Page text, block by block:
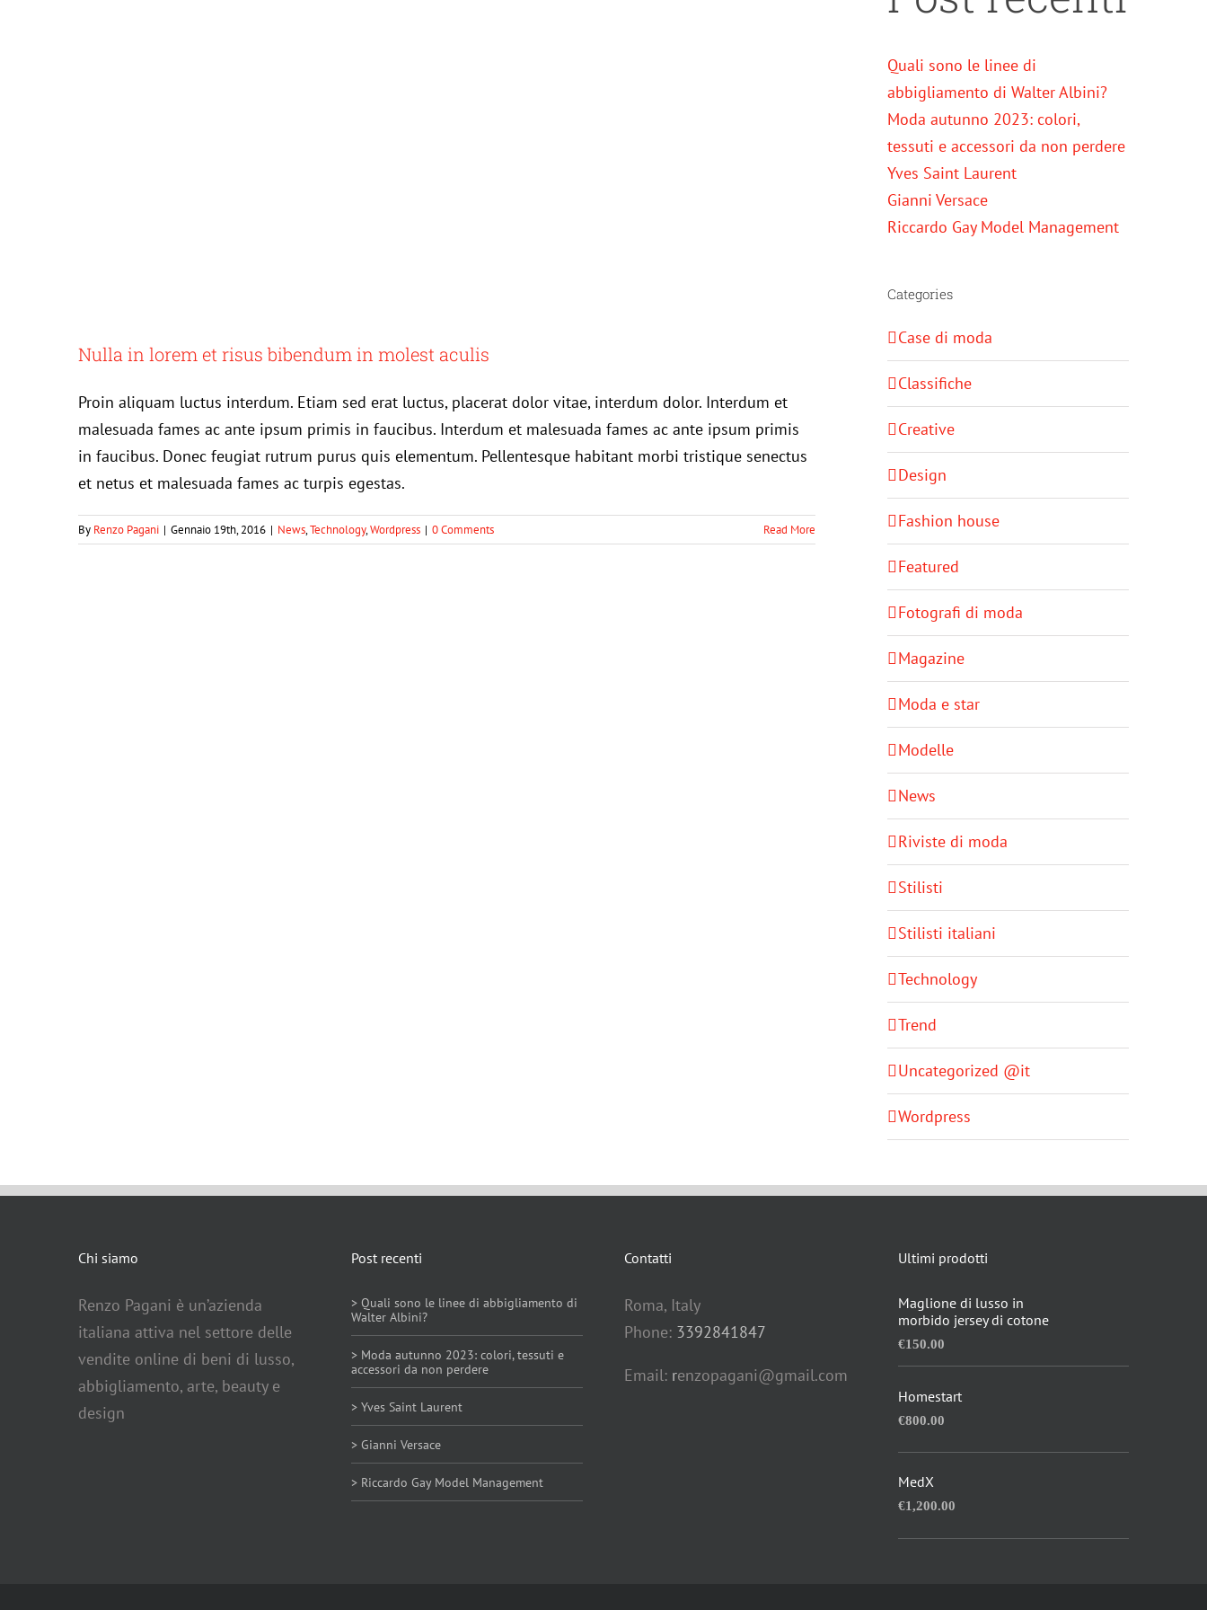
Nulla in lorem et risus bibendum in molest aculis
Proin aliquam luctus interdum. Etiam sed erat luctus, placerat dolor vitae, interdum dolor. Interdum et
malesuada fames ac ante ipsum primis in faucibus. Interdum et malesuada fames ac ante ipsum primis
in faucibus. Donec feugiat rutrum purus quis elementum. Pellentesque habitant morbi tristique senectus
et netus et malesuada fames ac turpis egestas.
By Renzo Pagani | Gennaio 19th, 2016 | News,Technology,Wordpress | 0 Comments Read More
Quali sono le linee di
abbigliamento di Walter Albini?
Moda autunno 2023: colori,
tessuti e accessori da non perdere
Yves Saint Laurent
Gianni Versace
Riccardo Gay Model Management
Categories
Case di moda
Classifiche
Creative
Design
Fashion house
Featured
Fotografi di moda
Magazine
Moda e star
Modelle
News
Riviste di moda
Stilisti
Stilisti italiani
Technology
Trend
Uncategorized @it
Wordpress
Chi siamo
Renzo Pagani è un’azienda
italiana attiva nel settore delle
vendite online di beni di lusso,
abbigliamento, arte, beauty e
design
Post recenti
> Quali sono le linee di abbigliamento di
Walter Albini?
> Moda autunno 2023: colori, tessuti e
accessori da non perdere
> Yves Saint Laurent
> Gianni Versace
> Riccardo Gay Model Management
Contatti
Roma, Italy
Phone: 3392841847
Email: renzopagani@gmail.com
Ultimi prodotti
Maglione di lusso in
morbido jersey di cotone
€150.00
Homestart
€800.00
MedX
€1,200.00